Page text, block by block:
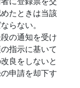
たときは当該
らない。
の通知を受け
指示に基いて
良をしないと
申請を却下す